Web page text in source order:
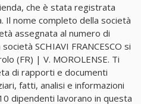
che è stata registrata
Il nome completo della società
assegnata al numero di
SCHIAVI FRANCESCO si
(FR) | V. MOROLENSE. Ti
di rapporti e documenti
fatti, analisi e informazioni
dipendenti lavorano in questa